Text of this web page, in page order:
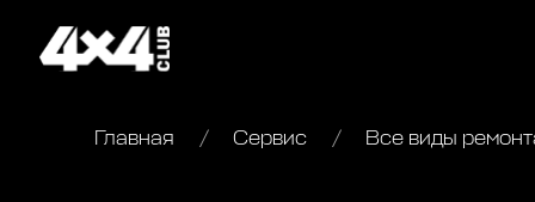
Главная Сервис Все виды